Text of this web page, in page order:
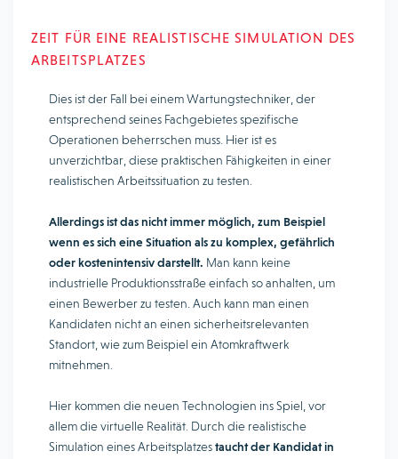
ZEIT FÜR EINE REALISTISCHE SIMULATION DES
ARBEITSPLATZES
Dies ist der Fall bei einem Wartungstechniker, der
entsprechend seines Fachgebietes spezifische
Operationen beherrschen muss. Hier ist es
unverzichtbar, diese praktischen Fähigkeiten in einer
realistischen Arbeitssituation zu testen.
Allerdings ist das nicht immer möglich, zum Beispiel
wenn es sich eine Situation als zu komplex, gefährlich
oder kostenintensiv darstellt. Man kann keine
industrielle Produktionsstraße einfach so anhalten, um
einen Bewerber zu testen. Auch kann man einen
Kandidaten nicht an einen sicherheitsrelevanten
Standort, wie zum Beispiel ein Atomkraftwerk
mitnehmen.
Hier kommen die neuen Technologien ins Spiel, vor
allem die virtuelle Realität. Durch die realistische
Simulation eines Arbeitsplatzestaucht der Kandidat in